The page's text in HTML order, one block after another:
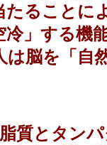
たることに
冷」する機
は脳を「自
質とタン